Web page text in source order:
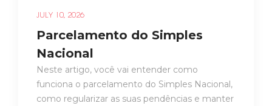
JULY 10, 2026
Parcelamento do Simples
Nacional
Neste artigo, você vai entender como
funciona o parcelamento do Simples Nacional,
como regularizar as suas pendências e manter